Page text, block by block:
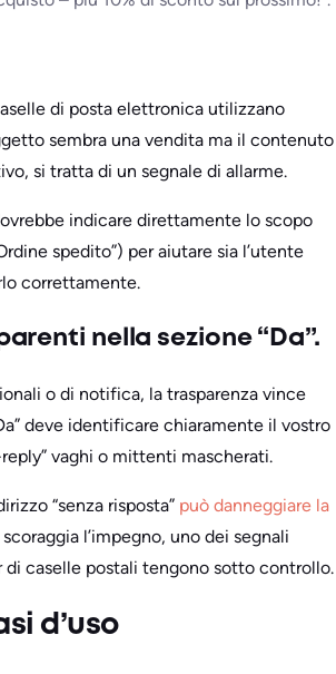
di posta elettronica utilizzano
sembra una vendita ma il contenuto
si tratta di un segnale di allarme.
indicare direttamente lo scopo
spedito”) per aiutare sia l’utente
correttamente.
nella sezione “Da”.
o di notifica, la trasparenza vince
deve identificare chiaramente il vostro
vaghi o mittenti mascherati.
“senza risposta” può danneggiare la
l’impegno, uno dei segnali
di caselle postali tengono sotto controllo.
d’uso